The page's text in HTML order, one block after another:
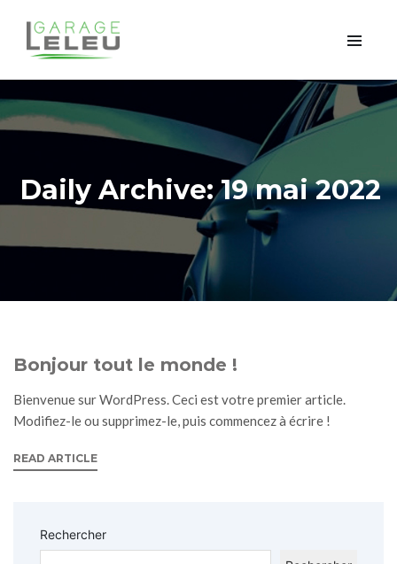
Daily Archive: 19 mai 2022
Bonjour tout le monde !
Bienvenue sur WordPress. Ceci est votre premier article.
Modifiez-le ou supprimez-le, puis commencez à écrire !
READ ARTICLE
Rechercher